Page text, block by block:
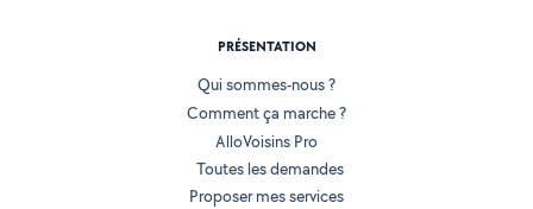
PRÉSENTATION
Qui sommes-nous ?
Comment ça marche ?
AlloVoisins Pro
Toutes les demandes
Proposer mes services